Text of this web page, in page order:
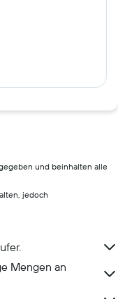
und beinhalten alle
jedoch
Mengen an